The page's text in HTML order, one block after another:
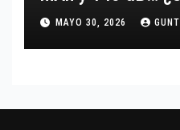
MAYO 30, 2026